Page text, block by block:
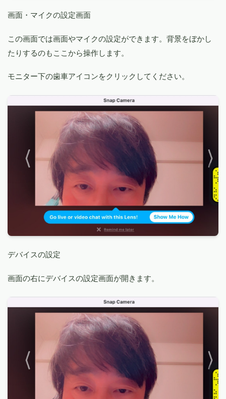
画面・マイクの設定画面
この画面では画面やマイクの設定ができます。背景をぼかし
たりするのもここから操作します。
モニター下の歯車アイコンをクリックしてください。
デバイスの設定
画面の右にデバイスの設定画面が開きます。